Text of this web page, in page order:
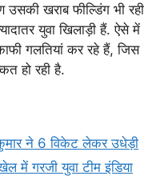
उसकी खराब फील्डिंग भी रही
युवा खिलाड़ी हैं. ऐसे में
गलतियां कर रहे हैं, जिस
हो रही है.
ने 6 विकेट लेकर उधेड़ी
में गरजी युवा टीम इंडिया